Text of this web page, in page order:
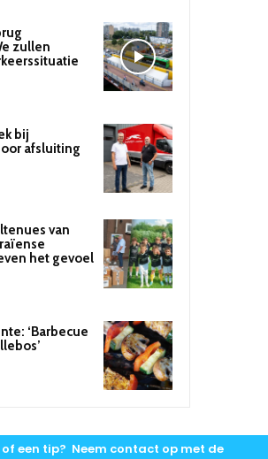
zullen
bij
afsluiting
van
het gevoel
‘Barbecue
of een tip? Neem contact op met de